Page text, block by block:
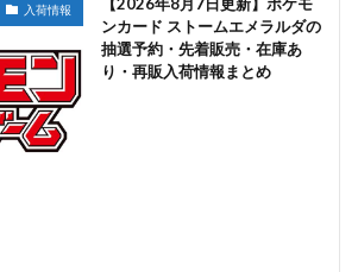
入荷情報
ンカード ストームエメラルダの
抽選予約・先着販売・在庫あ
り・再販入荷情報まとめ